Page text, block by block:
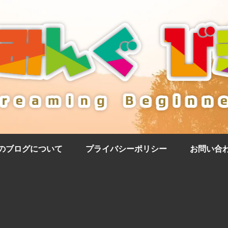
ブログについて プライバシーポリシー お問い合